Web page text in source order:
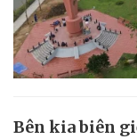
Bên kia biên